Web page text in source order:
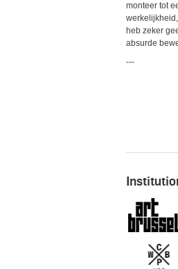
monteer tot
heb zeker
absurde
---